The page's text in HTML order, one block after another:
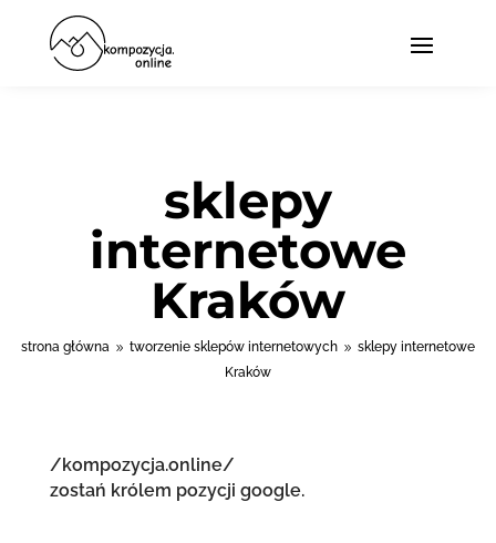
sklepy
internetowe
Kraków
strona główna 9 tworzenie sklepów internetowych 9 sklepy internetowe
Kraków
/kompozycja.online/
zostań królem pozycji google.